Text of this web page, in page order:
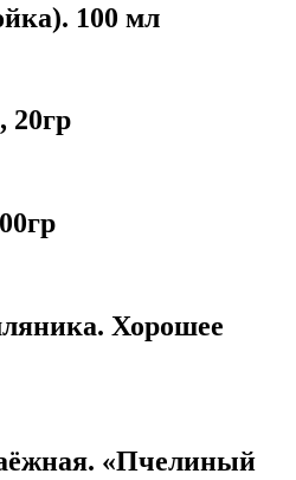
100 мл
20гр
Хорошее
«Пчелиный